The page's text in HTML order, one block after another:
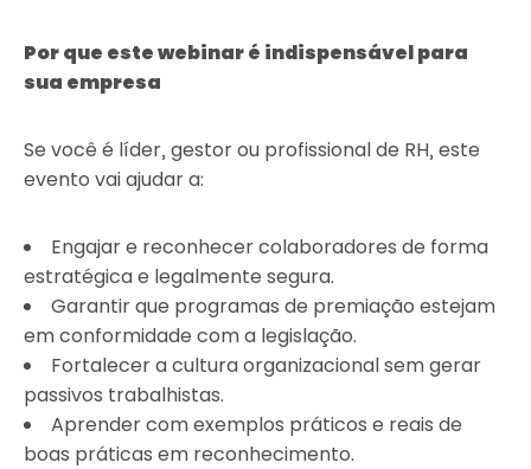
Por que este webinar é indispensável para
sua empresa
Se você é líder, gestor ou profissional de RH, este
evento vai ajudar a:
Engajar e reconhecer colaboradores de forma
estratégica e legalmente segura.
Garantir que programas de premiação estejam
em conformidade com a legislação.
Fortalecer a cultura organizacional sem gerar
passivos trabalhistas.
Aprender com exemplos práticos e reais de
boas práticas em reconhecimento.